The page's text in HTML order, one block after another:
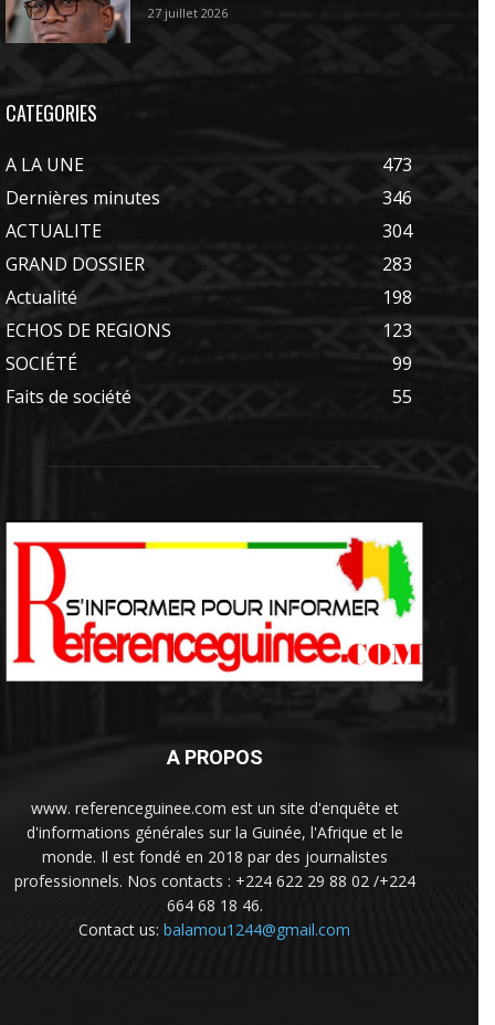
27 juillet 2026
CATEGORIES
A LA UNE
473
Dernières minutes
346
ACTUALITE
304
GRAND DOSSIER
283
Actualité
198
ECHOS DE REGIONS
123
SOCIÉTÉ
99
Faits de société
55
A PROPOS
www. referenceguinee.com est un site d'enquête et
d'informations générales sur la Guinée, l'Afrique et le
monde. Il est fondé en 2018 par des journalistes
professionnels. Nos contacts : +224 622 29 88 02 /+224
664 68 18 46.
Contact us: balamou1244@gmail.com